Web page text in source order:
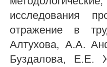
исследования
отражение в
Алтухова, A.A.
Буздалова, Е.Е.